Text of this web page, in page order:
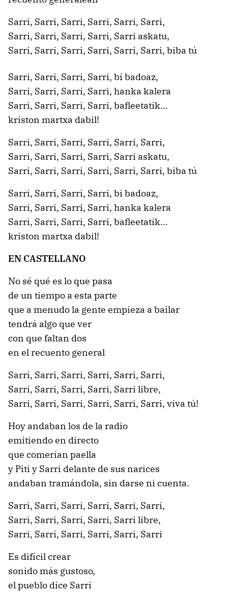
Sarri, Sarri, Sarri, Sarri, Sarri, Sarri,
Sarri, Sarri, Sarri, Sarri, Sarri askatu,
Sarri, Sarri, Sarri, Sarri, Sarri, Sarri, biba tú
Sarri, Sarri, Sarri, Sarri, bi badoaz,
Sarri, Sarri, Sarri, Sarri, hanka kalera
Sarri, Sarri, Sarri, Sarri, bafleetatik…
kriston martxa dabil!
Sarri, Sarri, Sarri, Sarri, Sarri, Sarri,
Sarri, Sarri, Sarri, Sarri, Sarri askatu,
Sarri, Sarri, Sarri, Sarri, Sarri, Sarri, biba tú
Sarri, Sarri, Sarri, Sarri, bi badoaz,
Sarri, Sarri, Sarri, Sarri, hanka kalera
Sarri, Sarri, Sarri, Sarri, bafleetatik…
kriston martxa dabil!
EN CASTELLANO
No sé qué es lo que pasa
de un tiempo a esta parte
que a menudo la gente empieza a bailar
tendrá algo que ver
con que faltan dos
en el recuento general
Sarri, Sarri, Sarri, Sarri, Sarri, Sarri,
Sarri, Sarri, Sarri, Sarri, Sarri libre,
Sarri, Sarri, Sarri, Sarri, Sarri, Sarri, viva tú!
Hoy andaban los de la radio
emitiendo en directo
que comerían paella
y Piti y Sarri delante de sus narices
andaban tramándola, sin darse ni cuenta.
Sarri, Sarri, Sarri, Sarri, Sarri, Sarri,
Sarri, Sarri, Sarri, Sarri, Sarri libre,
Sarri, Sarri, Sarri, Sarri, Sarri, Sarri
Es difícil crear
sonido más gustoso,
el pueblo dice Sarri